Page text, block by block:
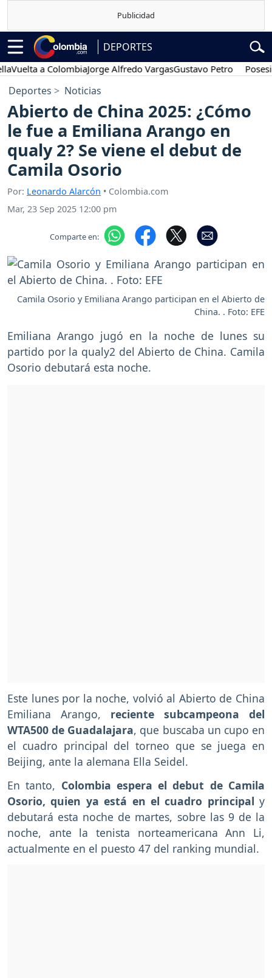
DEPORTES
a ColombiaJorge Alfredo VargasGustavo Petro Posesión
Deportes Noticias
Abierto de China 2025: ¿Cómo
le fue a Emiliana Arango en
qualy 2? Se viene el debut de
Camila Osorio
Por: Leonardo Alarcón • Colombia.com
Mar, 23 Sep 2025 12:00 pm
Comparte en:
Camila Osorio y Emiliana Arango participan en el Abierto de
China. . Foto: EFE
Emiliana Arango jugó en la noche de lunes su
partido por la qualy2 del Abierto de China. Camila
Osorio debutará esta noche.
Este lunes por la noche, volvió al Abierto de China
Emiliana Arango, reciente subcampeona del
WTA500 de Guadalajara, que buscaba un cupo en
el cuadro principal del torneo que se juega en
Beijing, ante la alemana Ella Seidel.
En tanto, Colombia espera el debut de Camila
Osorio, quien ya está en el cuadro principal y
debutará esta noche de martes, sobre las 9 de la
noche, ante la tenista norteamericana Ann Li,
actualmente en el puesto 47 del ranking mundial.